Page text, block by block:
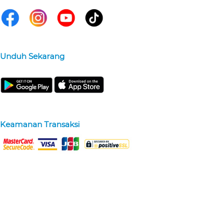
Unduh Sekarang
Keamanan Transaksi